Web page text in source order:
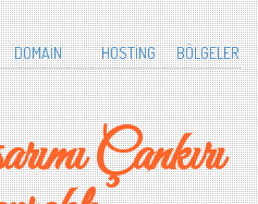
DOMAİN HOSTİNG BÖLGELER
Çankırı